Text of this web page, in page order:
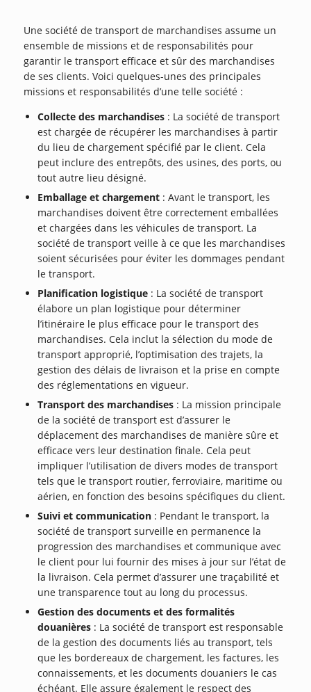
Une société de transport de marchandises assume un
ensemble de missions et de responsabilités pour
garantir le transport efficace et sûr des marchandises
de ses clients. Voici quelques-unes des principales
missions et responsabilités d’une telle société :
Collecte des marchandises : La société de transport
est chargée de récupérer les marchandises à partir
du lieu de chargement spécifié par le client. Cela
peut inclure des entrepôts, des usines, des ports, ou
tout autre lieu désigné.
Emballage et chargement : Avant le transport, les
marchandises doivent être correctement emballées
et chargées dans les véhicules de transport. La
société de transport veille à ce que les marchandises
soient sécurisées pour éviter les dommages pendant
le transport.
Planification logistique : La société de transport
élabore un plan logistique pour déterminer
l’itinéraire le plus efficace pour le transport des
marchandises. Cela inclut la sélection du mode de
transport approprié, l’optimisation des trajets, la
gestion des délais de livraison et la prise en compte
des réglementations en vigueur.
Transport des marchandises : La mission principale
de la société de transport est d’assurer le
déplacement des marchandises de manière sûre et
efficace vers leur destination finale. Cela peut
impliquer l’utilisation de divers modes de transport
tels que le transport routier, ferroviaire, maritime ou
aérien, en fonction des besoins spécifiques du client.
Suivi et communication : Pendant le transport, la
société de transport surveille en permanence la
progression des marchandises et communique avec
le client pour lui fournir des mises à jour sur l’état de
la livraison. Cela permet d’assurer une traçabilité et
une transparence tout au long du processus.
Gestion des documents et des formalités
douanières : La société de transport est responsable
de la gestion des documents liés au transport, tels
que les bordereaux de chargement, les factures, les
connaissements, et les documents douaniers le cas
échéant. Elle assure également le respect des